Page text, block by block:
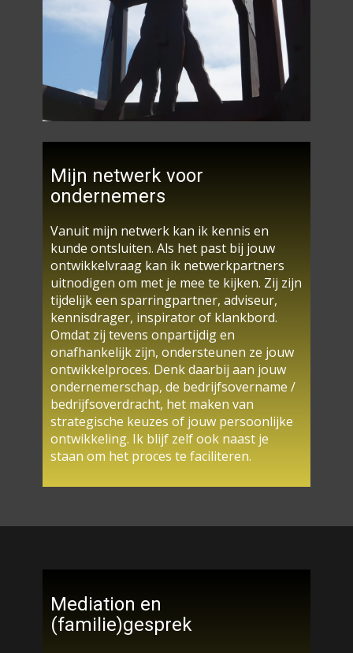
Mijn netwerk voor​
ondernemers
Vanuit mijn netwerk kan ik kennis en
kunde ontsluiten. Als het past bij jouw
ontwikkelvraag kan ik netwerkpartners
uitnodigen om met je mee te kijken. Zij zijn
tijdelijk een sparringpartner, adviseur,
kennisdrager, inspirator of klankbord.
Omdat zij tevens onpartijdig en
onafhankelijk zijn, ondersteunen ze jouw
ontwikkelproces. Denk daarbij aan jouw
ondernemerschap, de bedrijfsovername /
bedrijfsoverdracht, het maken van
strategische keuzes of jouw persoonlijke
ontwikkeling. Ik blijf zelf ook naast je
staan om het proces te faciliteren.
Mediation en
(familie)gesprek